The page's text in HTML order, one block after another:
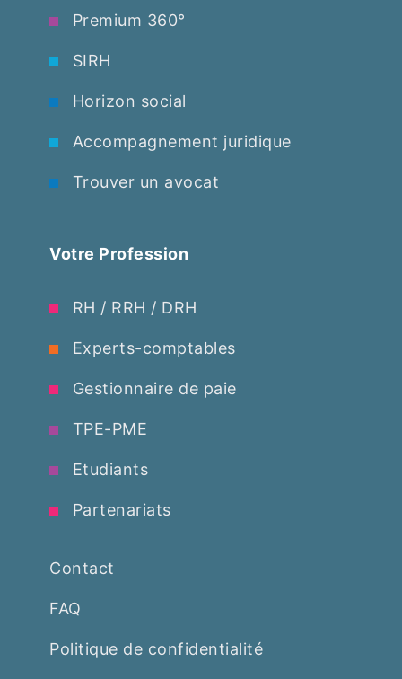
Premium 360°
SIRH
Horizon social
Accompagnement juridique
Trouver un avocat
Votre Profession
RH / RRH / DRH
Experts-comptables
Gestionnaire de paie
TPE-PME
Etudiants
Partenariats
Contact
FAQ
Politique de confidentialité